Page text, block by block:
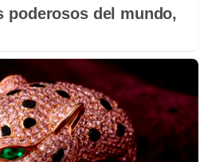
poderosos del mundo,